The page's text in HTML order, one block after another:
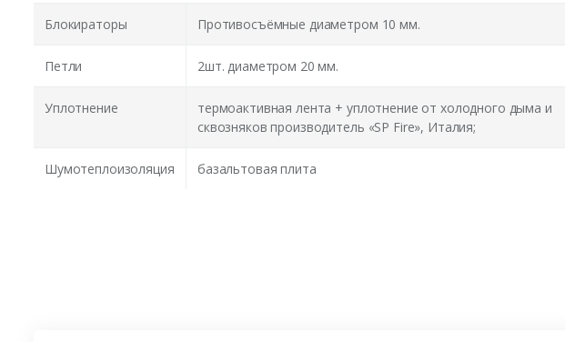
Блокираторы Противосъёмные диаметром 10 мм.
Петли 2шт. диаметром 20 мм.
Уплотнение
термоактивная лента + уплотнение от холодного дыма и
сквозняков производитель «SP Fire», Италия;
Шумотеплоизоляция базальтовая плита